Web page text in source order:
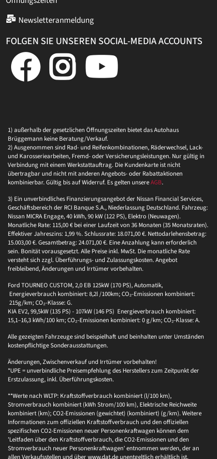
Newsletteranmeldung
FOLGEN SIE UNSEREN SOCIAL-MEDIA ACCOUNTS
1) außerhalb der gesetzlichen Öffnungszeiten bietet das Autohaus
Brüggemann keine Beratung/Verkauf.
2) Ausgenommen sind Rad- und Reifenkombinationen, Räderwechsel, Lack-
und Karosseriearbeiten, Fremd- oder Versicherungsleistungen. Nur gültig in
Verbindung mit einem Werkstattauftrag. Die Kundenkarte ist nicht
übertragbar und nicht mit anderen Angebots- oder Rabattaktionen
kombinierbar. Gültig bis auf Widerruf. Es gelten unsereAGB.
3) Ein unverbindliches Finanzierungsangebot der Nissan Financial Services,
Geschäftsbereich der RCI Banque S.A., Niederlassung Deutschland. Fahrzeug:
Nissan MICRA Engage, 40 kWh, 90 kW (122 PS), Elektro (Neuwagen).
Monatliche Rate: 115,00 € bei einer Laufzeit von 36 Monaten (35 Monatsraten).
Effektiver Jahreszins: 1,99 %. Schlussrate: 18.071,00 €. Nettodarlehensbetrag:
15.003,00 €. Gesamtbetrag: 24.071,00 €. Eine Anzahlung kann erforderlich
sein. Bonität vorausgesetzt. Alle Preise inkl. MwSt. Die monatliche Rate
versteht sich zzgl. Überführungs- und Zulassungskosten. Angebot
freibleibend, Änderungen und Irrtümer vorbehalten.
Ford TOURNEO CUSTOM, 2,0 EB 125kW (170 PS), Automatik,
Energieverbrauch kombiniert: 8,2l /100km; CO₂-Emissionen kombiniert:
215g/km; CO₂-Klasse: G.
KIA EV2, 99,5kW (135 PS) - 107kW (146 PS) Energieverbrauch kombiniert:
15,1–16,3 kWh/100 km; CO₂-Emissionen kombiniert: 0 g/km; CO₂-Klasse: A.
Alle gezeigten Fahrzeuge sind beispielhaft und beinhalten unter Umständen
kostenpflichtige Sonderausstattungen.
Änderungen, Zwischenverkauf und Irrtümer vorbehalten!
*UPE = unverbindliche Preisempfehlung des Herstellers zum Zeitpunkt der
Erstzulassung, inkl. Überführungskosten.
**Werte nach WLTP: Kraftstoffverbrauch kombiniert (l/100 km),
Stromverbrauch kombiniert (kWh Strom/100 km), Elektrische Reichweite
kombiniert (km); CO2-Emissionen (gewichtet) (kombiniert) (g/km). Weitere
Informationen zum offiziellen Kraftstoffverbrauch und den offiziellen
spezifischen CO2-Emissionen neuer Personenkraftwagen können dem
'Leitfaden über den Kraftstoffverbrauch, die CO2-Emissionen und den
Stromverbrauch neuer Personenkraftwagen' entnommen werden, der an
allen Verkaufsstellen und über www.dat.de unentgeltlich erhältlich ist.